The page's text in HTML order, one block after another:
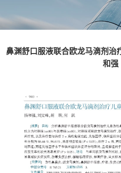
鼻渊舒口服液联合欧龙马滴剂治
和强